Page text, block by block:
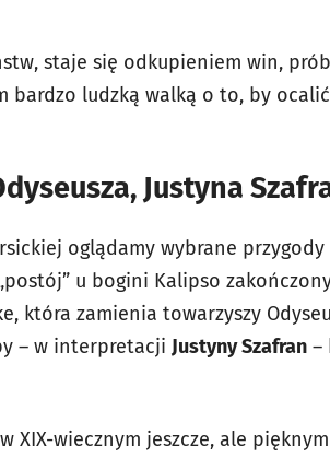
staje się odkupieniem win,
bardzo ludzką walką o to, by
Justyna
oglądamy wybrane
u bogini Kalipso
która zamienia towarzyszy
– w interpretacji Justyny Szafran –
wiecznym jeszcze, ale